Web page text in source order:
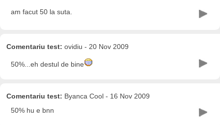
am facut 50 la suta.
Comentariu test: ovidiu - 20 Nov 2009
50%...eh destul de bine
Comentariu test: Byanca Cool - 16 Nov 2009
50% hu e bnn